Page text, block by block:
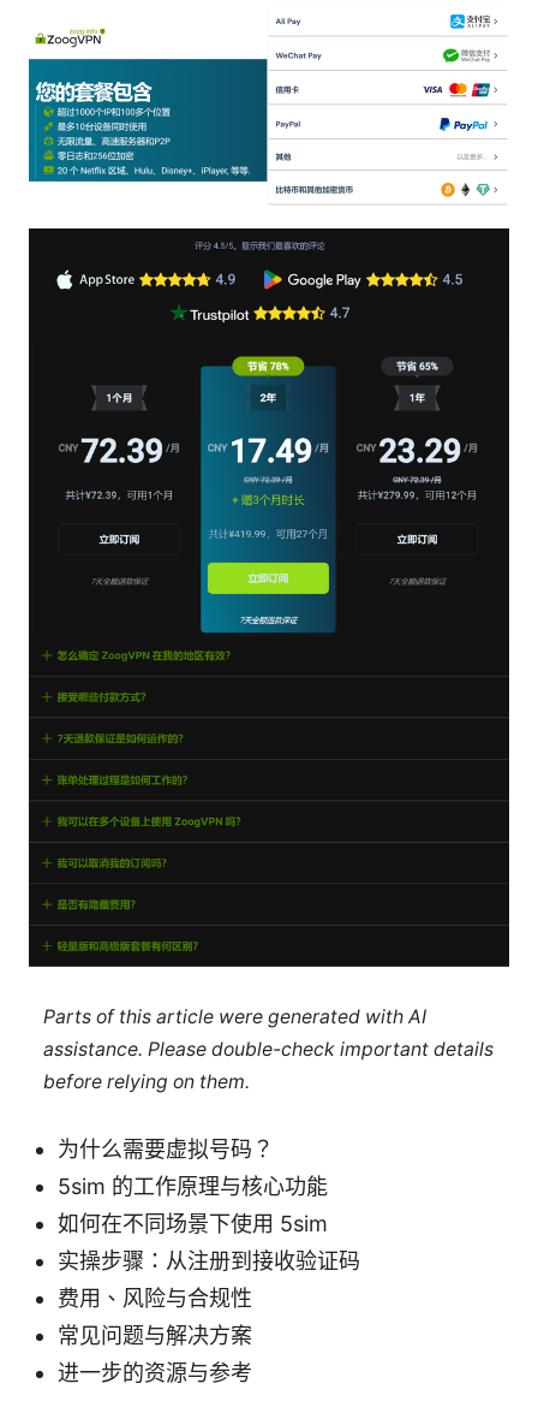
Parts of this article were generated with AI
assistance. Please double-check important details
before relying on them.
为什么需要虚拟号码？
5sim 的工作原理与核心功能
如何在不同场景下使用 5sim
实操步骤：从注册到接收验证码
费用、风险与合规性
常见问题与解决方案
进一步的资源与参考